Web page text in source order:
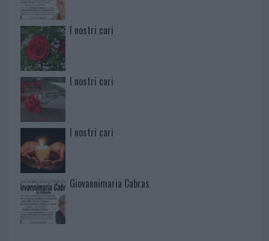
I nostri cari
I nostri cari
I nostri cari
Giovannimaria Cabras